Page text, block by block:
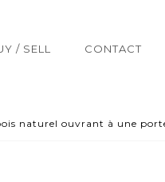
/ SELL CONTACT
naturel ouvrant à une